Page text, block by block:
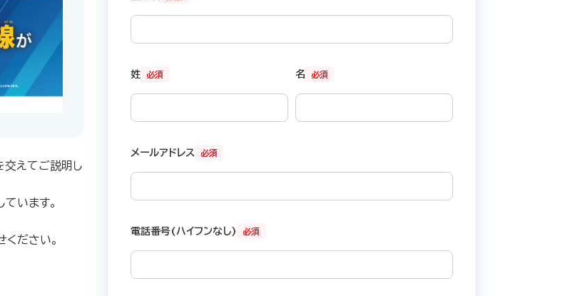
交えてご説明し
います。
ください。
必須
姓 必須
名
必須
メールアドレス
必須
電話番号(ハイフンなし)